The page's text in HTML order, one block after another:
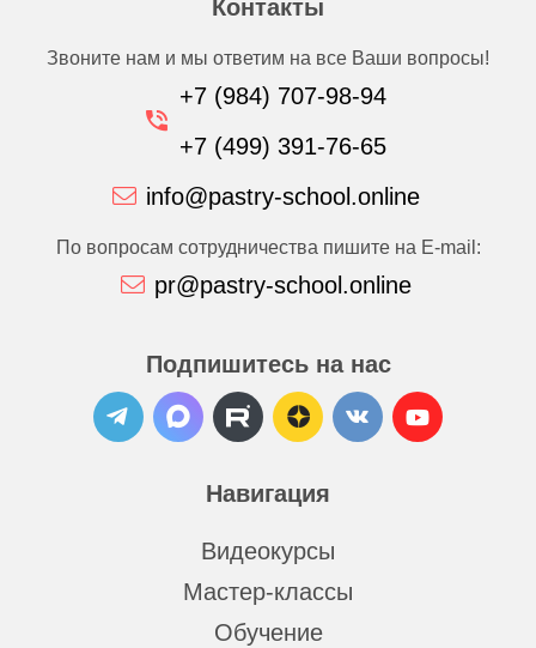
Навигация
Видеокурсы
Мастер-классы
Обучение
Контакты
Звоните нам и мы ответим на все Ваши вопросы!
+7 (984) 707-98-94
+7 (499) 391-76-65
info@pastry-school.online
По вопросам сотрудничества пишите на E-mail:
pr@pastry-school.online
Подпишитесь на нас